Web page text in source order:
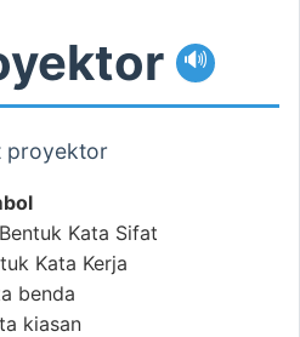
🔊
proyektor
Kata Sifat
Kata Kerja
benda
kiasan